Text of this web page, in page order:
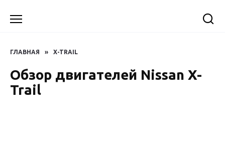
ГЛАВНАЯ » X-TRAIL
Обзор двигателей Nissan X-
Trail